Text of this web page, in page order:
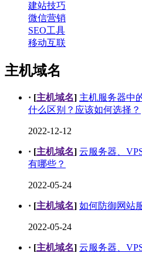
建站技巧
微信营销
SEO工具
移动互联
主机域名
· [主机域名] 主机服务器中
什么区别？应该如何选择？
2022-12-12
· [主机域名] 云服务器、
有哪些？
2022-05-24
· [主机域名] 如何防御网站
2022-05-24
· [主机域名] 云服务器、